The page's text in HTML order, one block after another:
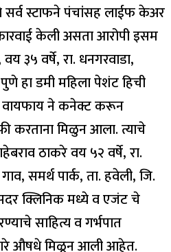
सर्व स्टाफने पंचांसह लाईफ केअर
केली असता आरोपी इसम
३५ वर्षे, रा. धनगरवाडा,
हा डमी महिला पेशंट हिची
वायफाय ने कनेक्ट करून
करताना मिळुन आला. त्याचे
ठाकरे वय ५२ वर्षे, रा.
समर्थ पार्क, ता. हवेली, जि.
क्लिनिक मध्ये व एजंट चे
साहित्य व गर्भपात
औषधे मिळून आली आहेत.